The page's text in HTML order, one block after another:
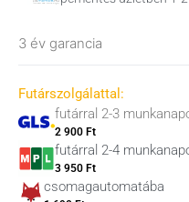
3 év garancia
Futárszolgálattal:
futárral 2-3
2 900 Ft
futárral 2-4
3 950 Ft
csomagautomatába